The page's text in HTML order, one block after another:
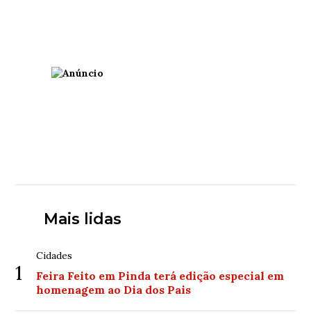
Mais lidas
1
Cidades
Feira Feito em Pinda terá edição especial em
homenagem ao Dia dos Pais